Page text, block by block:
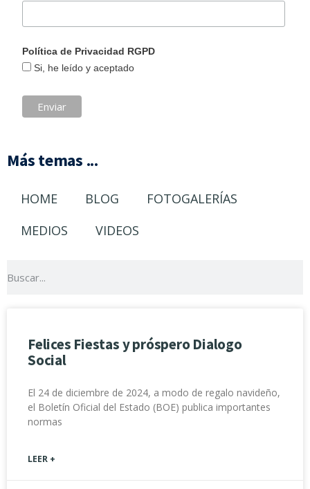
Política de Privacidad RGPD
Si, he leído y aceptado
Más temas ...
HOME BLOG
FOTOGALERÍAS
MEDIOS
VIDEOS
Felices Fiestas y próspero Dialogo
Social
El 24 de diciembre de 2024, a modo de regalo navideño,
el Boletín Oficial del Estado (BOE) publica importantes
normas
LEER +